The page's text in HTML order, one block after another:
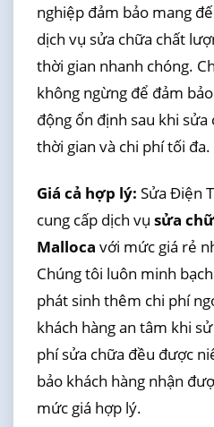
nghiệp đảm bảo mang
dịch vụ sửa chữa chất
thời gian nhanh chóng.
không ngừng để đảm
động ổn định sau khi
thời gian và chi phí tối đa.
Giá cả hợp lý: Sửa Điện
cung cấp dịch vụ sửa
Malloca với mức giá rẻ
Chúng tôi luôn minh
phát sinh thêm chi phí
khách hàng an tâm khi
phí sửa chữa đều được
bảo khách hàng nhận
mức giá hợp lý.